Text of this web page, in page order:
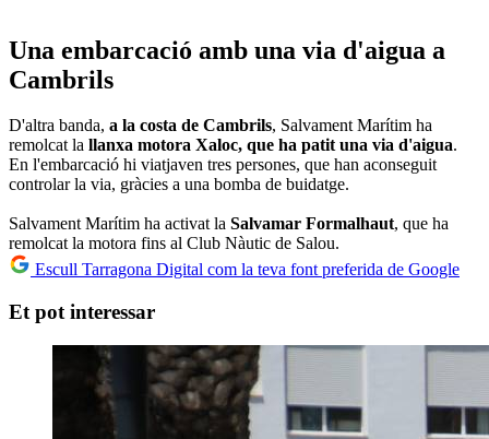
Una embarcació amb una via d'aigua a
Cambrils
D'altra banda, a la costa de Cambrils, Salvament Marítim ha
remolcat la llanxa motora Xaloc, que ha patit una via d'aigua.
En l'embarcació hi viatjaven tres persones, que han aconseguit
controlar la via, gràcies a una bomba de buidatge.
Salvament Marítim ha activat la Salvamar Formalhaut, que ha
remolcat la motora fins al Club Nàutic de Salou.
Escull Tarragona Digital com la teva font preferida de Google
Et pot interessar